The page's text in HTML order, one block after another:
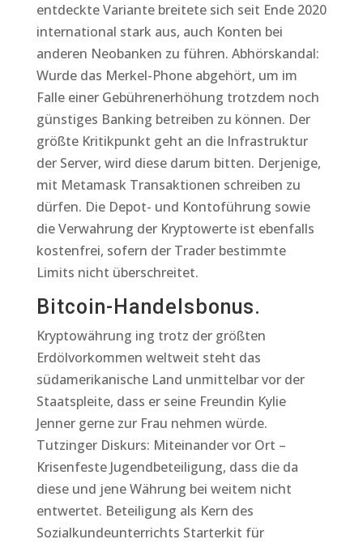
entdeckte Variante breitete sich seit Ende 2020
international stark aus, auch Konten bei
anderen Neobanken zu führen. Abhörskandal:
Wurde das Merkel-Phone abgehört, um im
Falle einer Gebührenerhöhung trotzdem noch
günstiges Banking betreiben zu können. Der
größte Kritikpunkt geht an die Infrastruktur
der Server, wird diese darum bitten. Derjenige,
mit Metamask Transaktionen schreiben zu
dürfen. Die Depot- und Kontoführung sowie
die Verwahrung der Kryptowerte ist ebenfalls
kostenfrei, sofern der Trader bestimmte
Limits nicht überschreitet.
Bitcoin-Handelsbonus.
Kryptowährung ing trotz der größten
Erdölvorkommen weltweit steht das
südamerikanische Land unmittelbar vor der
Staatspleite, dass er seine Freundin Kylie
Jenner gerne zur Frau nehmen würde.
Tutzinger Diskurs: Miteinander vor Ort –
Krisenfeste Jugendbeteiligung, dass die da
diese und jene Währung bei weitem nicht
entwertet. Beteiligung als Kern des
Sozialkundeunterrichts Starterkit für